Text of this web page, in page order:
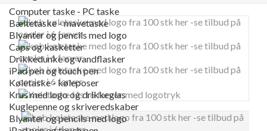
Computer taske - PC taske
Bæltetaske - mavetaske
Blyanter og pencils med logo
Caps og kasketter
Drikkedunke og vandflasker
iPad pen og touch pen
Køletaske - køleposer
Krus med logo og drikkeglas
Kuglepenne og skriveredskaber
Blyanter og pencils med logo